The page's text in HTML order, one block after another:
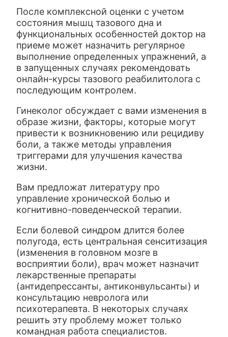
После комплексной оценки с учетом
состояния мышц тазового дна и
функциональных особенностей доктор на
приеме может назначить регулярное
выполнение определенных упражнений, а
в запущенных случаях рекомендовать
онлайн-курсы тазового реабилитолога с
последующим контролем.
Гинеколог обсуждает с вами изменения в
образе жизни, факторы, которые могут
привести к возникновению или рецидиву
боли, а также методы управления
триггерами для улучшения качества
жизни.
Вам предложат литературу про
управление хронической болью и
когнитивно-поведенческой терапии.
Если болевой синдром длится более
полугода, есть центральная сенситизация
(изменения в головном мозге в
восприятии боли), врач может назначит
лекарственные препараты
(антидепрессанты, антиконвульсанты) и
консультацию невролога или
психотерапевта. В некоторых случаях
решить эту проблему может только
командная работа специалистов.